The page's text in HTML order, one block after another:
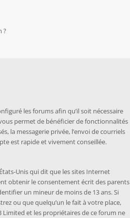
?
les forums afin qu’il soit nécessaire
permet de bénéficier de fonctionnalités
la messagerie privée, l’envoi de courriels
est rapide et vivement conseillée.
Unis qui dit que les sites Internet
obtenir le consentement écrit des parents
un mineur de moins de 13 ans. Si
ou que quelqu’un le fait à votre place,
et les propriétaires de ce forum ne